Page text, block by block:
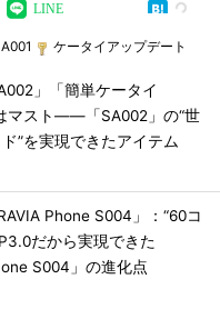
LINE
ケータイアップデート
」「簡単ケータイ
マスト――「SA002」の“世
”を実現できたアイテム
Phone S004」：“60コ
だから実現できた
S004」の進化点